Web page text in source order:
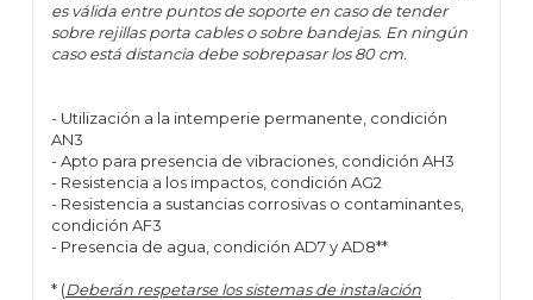
es válida entre puntos de soporte en caso de tender
sobre rejillas porta cables o sobre bandejas. En ningún
caso está distancia debe sobrepasar los 80 cm.
- Utilización a la intemperie permanente, condición
AN3
- Apto para presencia de vibraciones, condición AH3
- Resistencia a los impactos, condición AG2
- Resistencia a sustancias corrosivas o contaminantes,
condición AF3
- Presencia de agua, condición AD7 y AD8**
* (Deberán respetarse los sistemas de instalación